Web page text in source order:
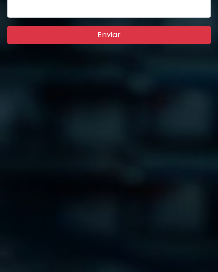
Enviar